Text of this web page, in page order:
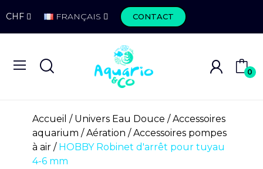
CHF FRANÇAIS CONTACT
0
Accueil Univers Eau Douce
Accessoires
aquarium
Aération
Accessoires pompes
à air
HOBBY Robinet d'arrêt pour tuyau
4-6 mm